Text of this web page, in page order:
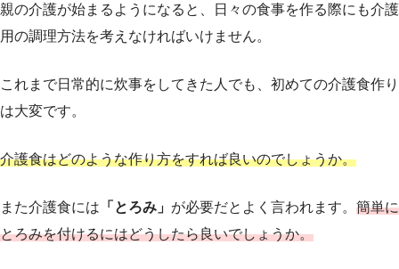
親の介護が始まるようになると、日々の食事を作る際にも介護
用の調理方法を考えなければいけません。
これまで日常的に炊事をしてきた人でも、初めての介護食作り
は大変です。
介護食はどのような作り方をすれば良いのでしょうか。
また介護食には 「とろみ」 が必要だとよく言われます。 簡単に
とろみを付けるにはどうしたら良いでしょうか。